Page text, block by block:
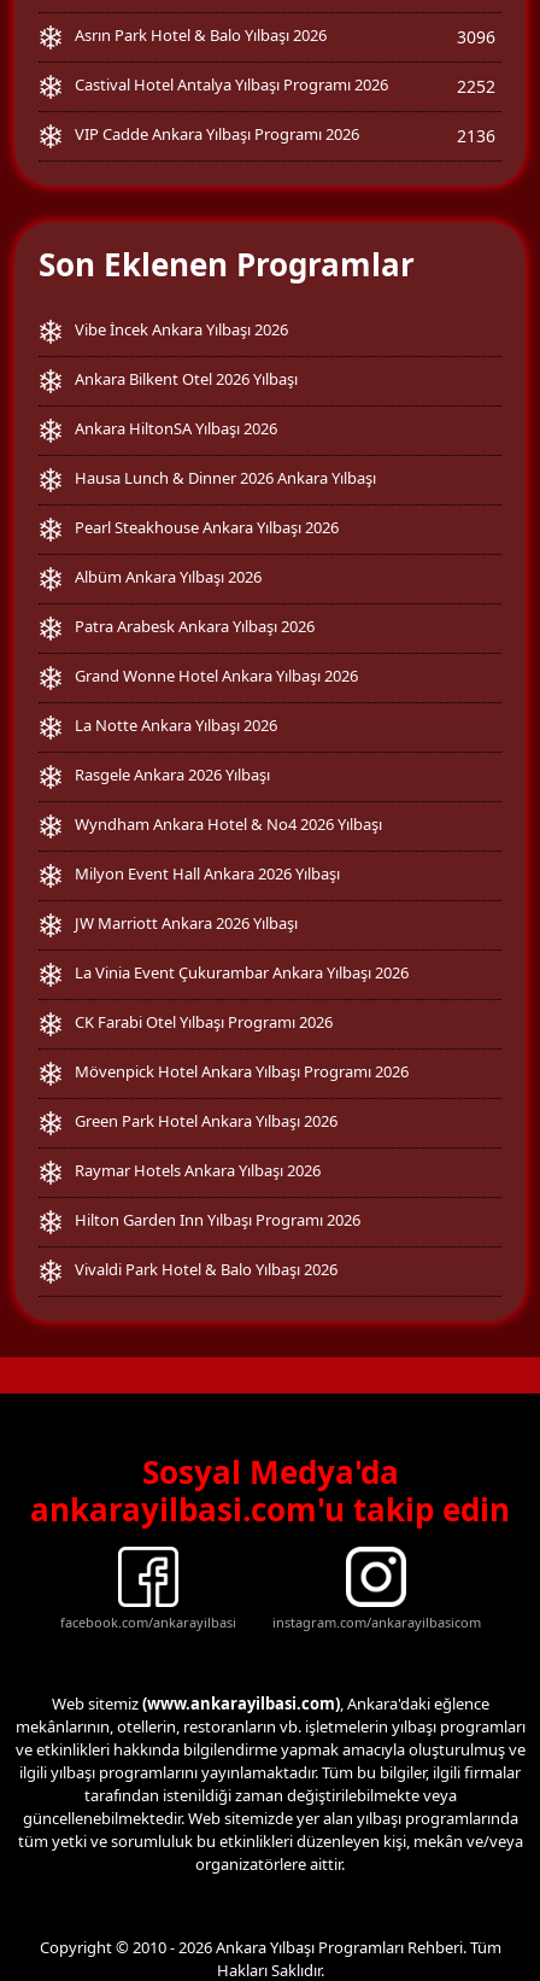
Asrın Park Hotel & Balo Yılbaşı 2026 3096
Castival Hotel Antalya Yılbaşı Programı 2026 2252
VIP Cadde Ankara Yılbaşı Programı 2026 2136
Son Eklenen Programlar
Vibe İncek Ankara Yılbaşı 2026
Ankara Bilkent Otel 2026 Yılbaşı
Ankara HiltonSA Yılbaşı 2026
Hausa Lunch & Dinner 2026 Ankara Yılbaşı
Pearl Steakhouse Ankara Yılbaşı 2026
Albüm Ankara Yılbaşı 2026
Patra Arabesk Ankara Yılbaşı 2026
Grand Wonne Hotel Ankara Yılbaşı 2026
La Notte Ankara Yılbaşı 2026
Rasgele Ankara 2026 Yılbaşı
Wyndham Ankara Hotel & No4 2026 Yılbaşı
Milyon Event Hall Ankara 2026 Yılbaşı
JW Marriott Ankara 2026 Yılbaşı
La Vinia Event Çukurambar Ankara Yılbaşı 2026
CK Farabi Otel Yılbaşı Programı 2026
Mövenpick Hotel Ankara Yılbaşı Programı 2026
Green Park Hotel Ankara Yılbaşı 2026
Raymar Hotels Ankara Yılbaşı 2026
Hilton Garden Inn Yılbaşı Programı 2026
Vivaldi Park Hotel & Balo Yılbaşı 2026
Sosyal Medya'da
ankarayilbasi.com'u takip edin
facebook.com/ankarayilbasi instagram.com/ankarayilbasicom
Web sitemiz(www.ankarayilbasi.com), Ankara'daki eğlence
mekânlarının, otellerin, restoranların vb. işletmelerin yılbaşı programları
ve etkinlikleri hakkında bilgilendirme yapmak amacıyla oluşturulmuş ve
ilgili yılbaşı programlarını yayınlamaktadır. Tüm bu bilgiler, ilgili firmalar
tarafından istenildiği zaman değiştirilebilmekte veya
güncellenebilmektedir. Web sitemizde yer alan yılbaşı programlarında
tüm yetki ve sorumluluk bu etkinlikleri düzenleyen kişi, mekân ve/veya
organizatörlere aittir.
Copyright © 2010 - 2026 Ankara Yılbaşı Programları Rehberi. Tüm
Hakları Saklıdır.